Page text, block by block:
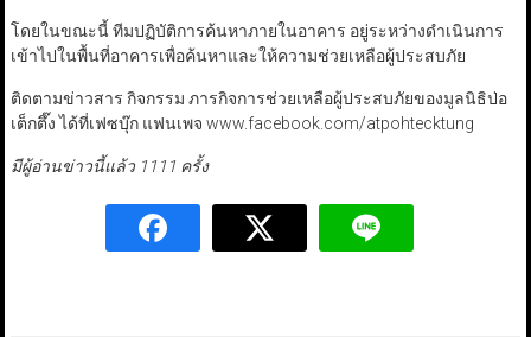
โดยในขณะนี้ ทีมปฏิบัติการค้นหาภายในอาคาร อยู่ระหว่างดำเนินการ
เข้าไปในพื้นที่อาคารเพื่อค้นหาและให้ความช่วยเหลือผู้ประสบภัย
ติดตามข่าวสาร กิจกรรม ภารกิจการช่วยเหลือผู้ประสบภัยของมูลนิธิป่อ
เต็กตึ๊ง ได้ที่เฟซบุ๊ก แฟนเพจ www.facebook.com/atpohtecktung
มีผู้อ่านข่าวนี้แล้ว 1111 ครั้ง